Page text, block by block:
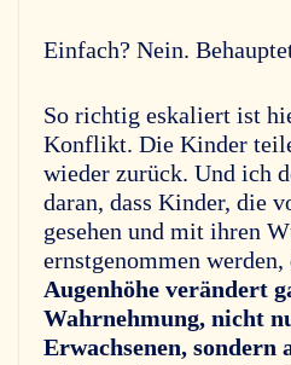
Einfach? Nein.
So richtig eskaliert ist
Konflikt. Die Kinder
wieder zurück. Und ich
daran, dass Kinder, die
gesehen und mit ihren
ernstgenommen werden,
Augenhöhe verändert
Wahrnehmung, nicht
Erwachsenen, sondern